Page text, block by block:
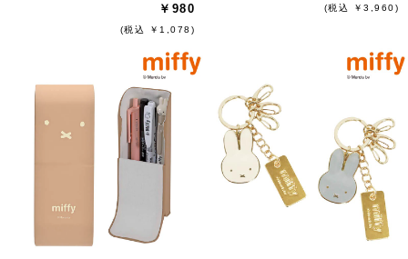
￥980
(税込 ￥1,078)
(税込 ￥3,960)